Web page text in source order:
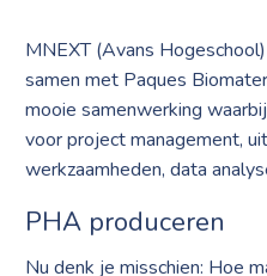
MNEXT (Avans
samen met Paques
mooie samenwerking
voor project management,
werkzaamheden, data
PHA produceren
Nu denk je misschien: Hoe